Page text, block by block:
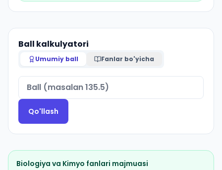
Ball kalkulyatori
Umumiy ball Fanlar bo'yicha
Qo'llash
Biologiya va Kimyo fanlari majmuasi